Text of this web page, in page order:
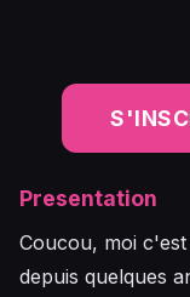
Presentation
Coucou, moi
depuis quelques